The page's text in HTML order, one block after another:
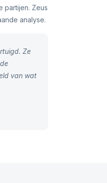
partijen. Zeus
analyse.
Ze
van wat